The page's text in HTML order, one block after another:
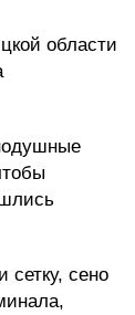
области
сетку, сено